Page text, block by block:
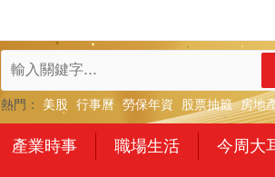
熱門： 美股 行事曆 勞保年資 股票抽籤 房地
產業時事 職場生活 今周大